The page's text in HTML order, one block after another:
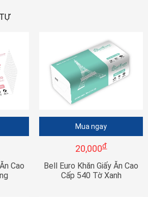
Cao
Mua ngay
20,000đ
Bell Euro Khăn Giấy Ăn Cao
Cấp 540 Tờ Xanh